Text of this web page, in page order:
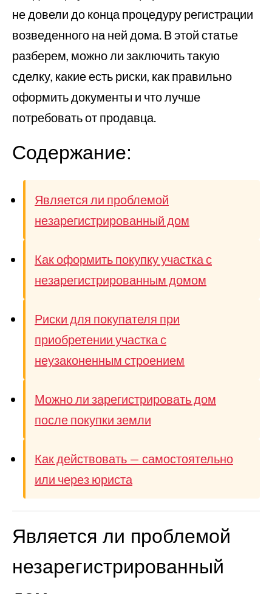
не довели до конца процедуру регистрации
возведенного на ней дома. В этой статье
разберем, можно ли заключить такую
сделку, какие есть риски, как правильно
оформить документы и что лучше
потребовать от продавца.
Содержание:
Является ли проблемой
незарегистрированный дом
Как оформить покупку участка с
незарегистрированным домом
Риски для покупателя при
приобретении участка с
неузаконенным строением
Можно ли зарегистрировать дом
после покупки земли
Как действовать — самостоятельно
или через юриста
Является ли проблемой
незарегистрированный